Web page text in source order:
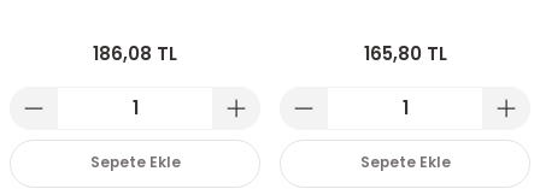
186,08 TL
Sepete Ekle
165,80 TL
Sepete Ekle